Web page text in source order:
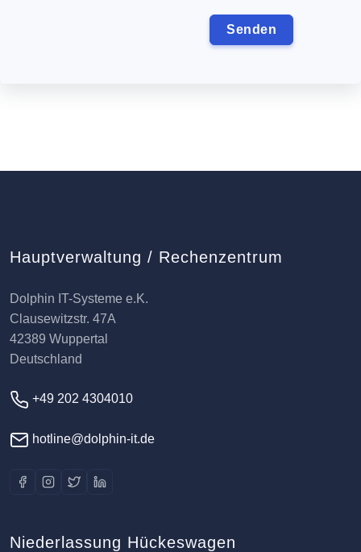
Hauptverwaltung / Rechenzentrum
Dolphin IT-Systeme e.K.
Clausewitzstr. 47A
42389 Wuppertal
Deutschland
+49 202 4304010
hotline@dolphin-it.de
Niederlassung Hückeswagen